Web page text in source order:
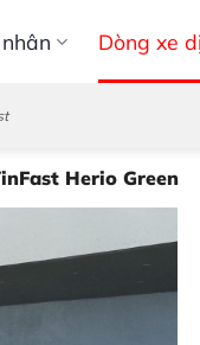
Dòng xe
Herio Green